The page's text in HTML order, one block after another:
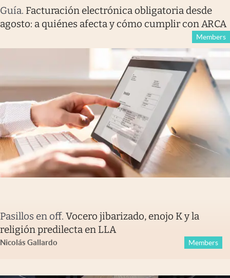
Guía. Facturación electrónica obligatoria desde
agosto: a quiénes afecta y cómo cumplir con ARCA
Members
Pasillos en off. Vocero jibarizado, enojo K y la
religión predilecta en LLA
Nicolás Gallardo Members